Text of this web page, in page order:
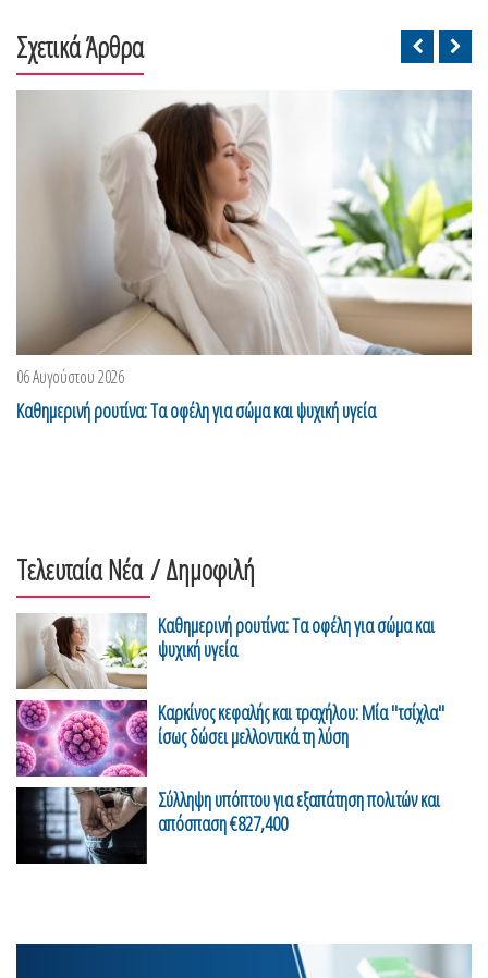
Σχετικά Άρθρα
06 Αυγούστου 2026
Καθημερινή ρουτίνα: Τα οφέλη για σώμα και ψυχική υγεία
Τελευταία Νέα / Δημοφιλή
Καθημερινή ρουτίνα: Τα οφέλη για σώμα και
ψυχική υγεία
Καρκίνος κεφαλής και τραχήλου: Μία "τσίχλα"
ίσως δώσει μελλοντικά τη λύση
Σύλληψη υπόπτου για εξαπάτηση πολιτών και
απόσπαση €827,400